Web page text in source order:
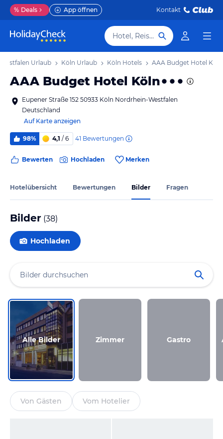
% Deals App öffnen Kontakt
Hotel, Reiseziel
Urlaub Köln Urlaub Köln Hotels AAA Budget Hotel Köln
AAA Budget Hotel Köln
Eupener Straße 152 50933 Köln Nordrhein-Westfalen
Deutschland
Auf Karte anzeigen
98% 4,1 / 6 41 Bewertungen
Bewerten Hochladen Merken
Hotelübersicht Bewertungen Bilder Fragen
Bilder (38)
Hochladen
Alle Bilder Zimmer Gastro
Von Gästen Vom Hotelier